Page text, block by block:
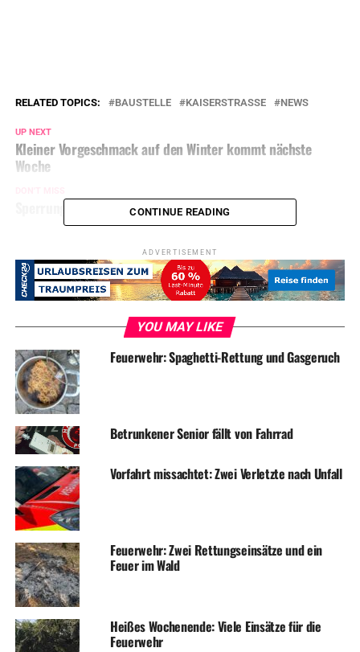
RELATED TOPICS: BAUSTELLE KAISERSTRASSE NEWS
UP NEXT
Kleiner Vorgeschmack auf den Winter kommt nächste
Woche
Sperrung Burgstraße am Donnerstag
CONTINUE READING
ADVERTISEMENT
YOU MAY LIKE
Feuerwehr: Spaghetti-Rettung und Gasgeruch
Betrunkener Senior fällt von Fahrrad
Vorfahrt missachtet: Zwei Verletzte nach Unfall
Feuerwehr: Zwei Rettungseinsätze und ein
Feuer im Wald
Heißes Wochenende: Viele Einsätze für die
Feuerwehr